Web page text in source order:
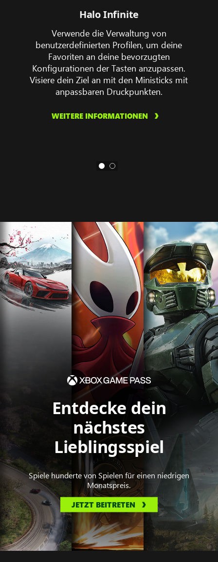
Halo Infinite
Verwende die Verwaltung von
benutzerdefinierten Profilen, um deine
Favoriten an deine bevorzugten
Konfigurationen der Tasten anzupassen.
Visiere dein Ziel an mit den Ministicks mit
anpassbaren Druckpunkten.
WEITERE INFORMATIONEN
Entdecke dein
nächstes
Lieblingsspiel
Spiele hunderte von Spielen für einen niedrigen
Monatspreis.
JETZT BEITRETEN